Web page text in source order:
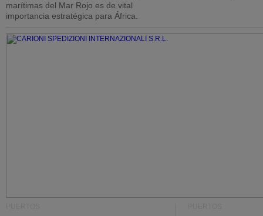
marítimas del Mar Rojo es de vital
importancia estratégica para África.